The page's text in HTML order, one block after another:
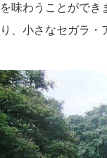
を味わうことができ
り、小さなセガラ・